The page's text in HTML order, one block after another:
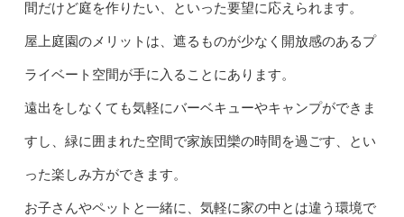
間だけど庭を作りたい、といった要望に応えられます。
屋上庭園のメリットは、遮るものが少なく開放感のあるプ
ライベート空間が手に入ることにあります。
遠出をしなくても気軽にバーベキューやキャンプができま
すし、緑に囲まれた空間で家族団欒の時間を過ごす、とい
った楽しみ方ができます。
お子さんやペットと一緒に、気軽に家の中とは違う環境で